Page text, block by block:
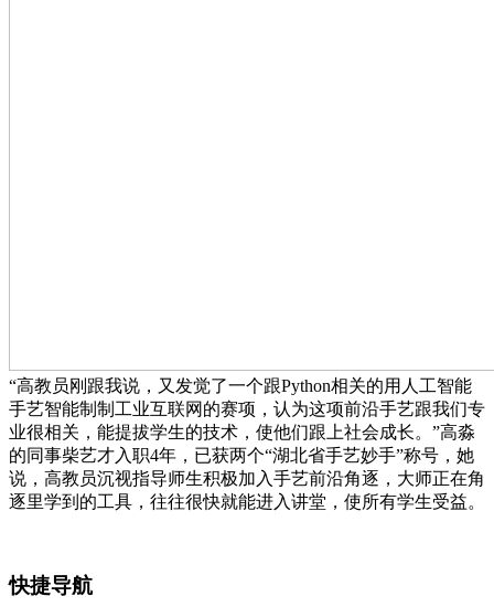
“高教员刚跟我说，又发觉了一个跟Python相关的用人工智能
手艺智能制制工业互联网的赛项，认为这项前沿手艺跟我们专
业很相关，能提拔学生的技术，使他们跟上社会成长。”高淼
的同事柴艺才入职4年，已获两个“湖北省手艺妙手”称号，她
说，高教员沉视指导师生积极加入手艺前沿角逐，大师正在角
逐里学到的工具，往往很快就能进入讲堂，使所有学生受益。
快捷导航